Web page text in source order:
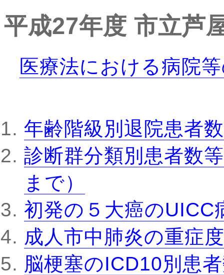
平成27年度 市立芦
医療法における病院
年齢階級別退院患者数
診断群分類別患者数
まで）
初発の５大癌のUICC
成人市中肺炎の重症
脳梗塞のICD10別患